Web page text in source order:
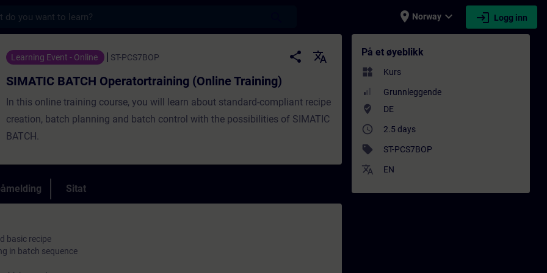
place Norway expand_more login Logg inn
Operatortraining (Online Training) - Opplæring - Opplæring - Faglig utvikling |
Learning Event - Online ST-PCS7BOP share
translate
SIMATIC BATCH Operatortraining (Online Training)
In this online training course, you will learn about standard-compliant recipe
creation, batch planning and batch control with the possibilities of SIMATIC
BATCH.
Sitat
basic recipe
in batch sequence
På et øyeblikk
widgets Kurs
Grunnleggende
where_to_vote DE
access_time 2.5 days
sell ST-PCS7BOP
translate EN